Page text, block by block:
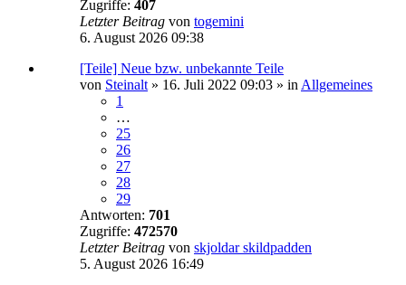
Zugriffe: 407
Letzter Beitrag von togemini
6. August 2026 09:38
[Teile] Neue bzw. unbekannte Teile
von Steinalt » 16. Juli 2022 09:03 » in Allgemeines
1
…
25
26
27
28
29
Antworten: 701
Zugriffe: 472570
Letzter Beitrag von skjoldar skildpadden
5. August 2026 16:49